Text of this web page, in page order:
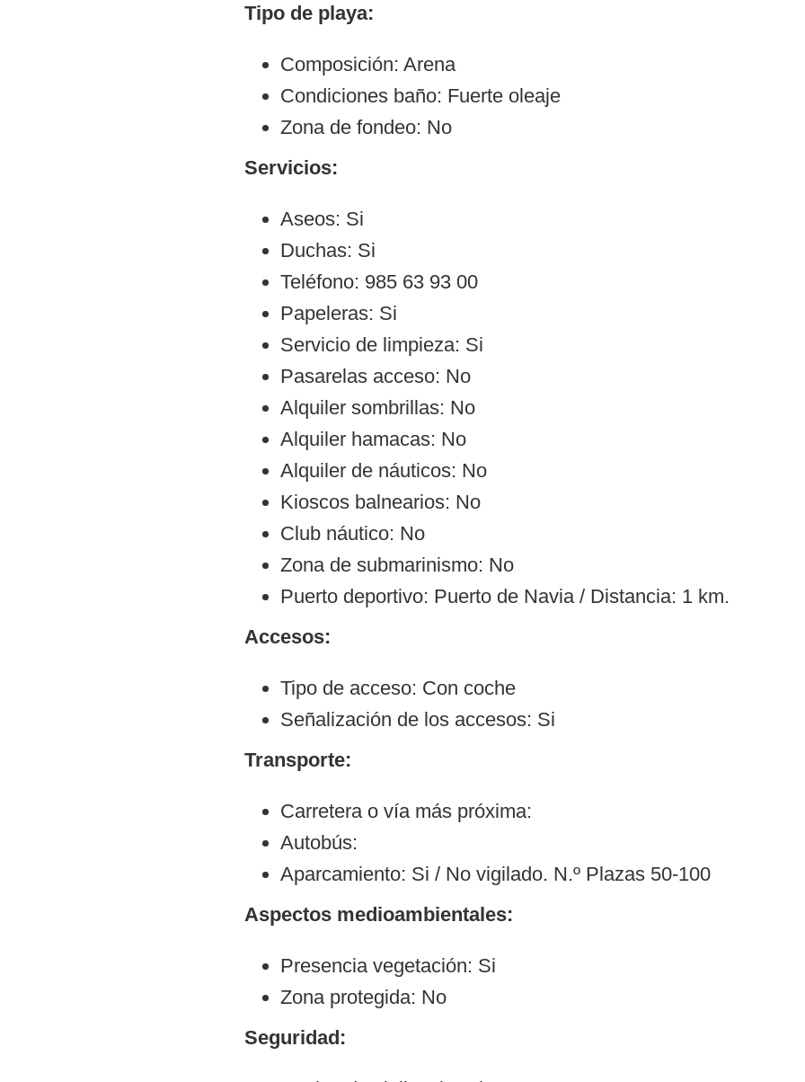
Tipo de playa:
Composición: Arena
Condiciones baño: Fuerte oleaje
Zona de fondeo: No
Servicios:
Aseos: Si
Duchas: Si
Teléfono: 985 63 93 00
Papeleras: Si
Servicio de limpieza: Si
Pasarelas acceso: No
Alquiler sombrillas: No
Alquiler hamacas: No
Alquiler de náuticos: No
Kioscos balnearios: No
Club náutico: No
Zona de submarinismo: No
Puerto deportivo: Puerto de Navia / Distancia: 1 km.
Accesos:
Tipo de acceso: Con coche
Señalización de los accesos: Si
Transporte:
Carretera o vía más próxima:
Autobús:
Aparcamiento: Si / No vigilado. N.º Plazas 50-100
Aspectos medioambientales:
Presencia vegetación: Si
Zona protegida: No
Seguridad: